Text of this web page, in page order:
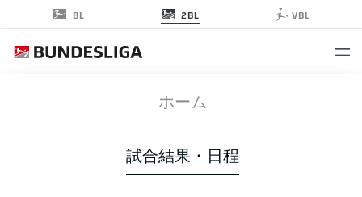
BL 2BL VBL
ホーム
試合結果・日程
HSV EBS
2 4